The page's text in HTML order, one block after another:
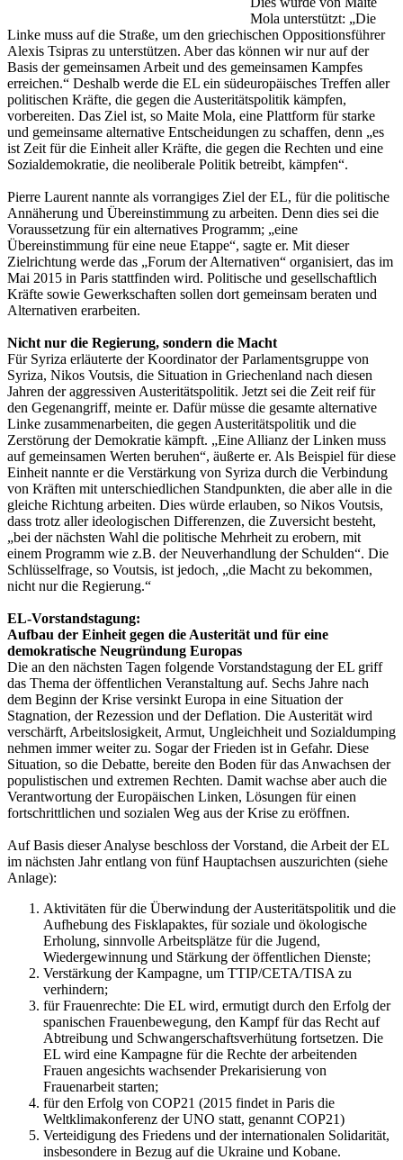
Mola unterstützt: „Die
Linke muss auf die Straße, um den griechischen Oppositionsführer
Alexis Tsipras zu unterstützen. Aber das können wir nur auf der
Basis der gemeinsamen Arbeit und des gemeinsamen Kampfes
erreichen.“ Deshalb werde die EL ein südeuropäisches Treffen aller
politischen Kräfte, die gegen die Austeritätspolitik kämpfen,
vorbereiten. Das Ziel ist, so Maite Mola, eine Plattform für starke
und gemeinsame alternative Entscheidungen zu schaffen, denn „es
ist Zeit für die Einheit aller Kräfte, die gegen die Rechten und eine
Sozialdemokratie, die neoliberale Politik betreibt, kämpfen“.
Pierre Laurent nannte als vorrangiges Ziel der EL, für die politische
Annäherung und Übereinstimmung zu arbeiten. Denn dies sei die
Voraussetzung für ein alternatives Programm; „eine
Übereinstimmung für eine neue Etappe“, sagte er. Mit dieser
Zielrichtung werde das „Forum der Alternativen“ organisiert, das im
Mai 2015 in Paris stattfinden wird. Politische und gesellschaftlich
Kräfte sowie Gewerkschaften sollen dort gemeinsam beraten und
Alternativen erarbeiten.
Nicht nur die Regierung, sondern die Macht
Für Syriza erläuterte der Koordinator der Parlamentsgruppe von
Syriza, Nikos Voutsis, die Situation in Griechenland nach diesen
Jahren der aggressiven Austeritätspolitik. Jetzt sei die Zeit reif für
den Gegenangriff, meinte er. Dafür müsse die gesamte alternative
Linke zusammenarbeiten, die gegen Austeritätspolitik und die
Zerstörung der Demokratie kämpft. „Eine Allianz der Linken muss
auf gemeinsamen Werten beruhen“, äußerte er. Als Beispiel für diese
Einheit nannte er die Verstärkung von Syriza durch die Verbindung
von Kräften mit unterschiedlichen Standpunkten, die aber alle in die
gleiche Richtung arbeiten. Dies würde erlauben, so Nikos Voutsis,
dass trotz aller ideologischen Differenzen, die Zuversicht besteht,
„bei der nächsten Wahl die politische Mehrheit zu erobern, mit
einem Programm wie z.B. der Neuverhandlung der Schulden“. Die
Schlüsselfrage, so Voutsis, ist jedoch, „die Macht zu bekommen,
nicht nur die Regierung.“
EL-Vorstandstagung:
Aufbau der Einheit gegen die Austerität und für eine
demokratische Neugründung Europas
Die an den nächsten Tagen folgende Vorstandstagung der EL griff
das Thema der öffentlichen Veranstaltung auf. Sechs Jahre nach
dem Beginn der Krise versinkt Europa in eine Situation der
Stagnation, der Rezession und der Deflation. Die Austerität wird
verschärft, Arbeitslosigkeit, Armut, Ungleichheit und Sozialdumping
nehmen immer weiter zu. Sogar der Frieden ist in Gefahr. Diese
Situation, so die Debatte, bereite den Boden für das Anwachsen der
populistischen und extremen Rechten. Damit wachse aber auch die
Verantwortung der Europäischen Linken, Lösungen für einen
fortschrittlichen und sozialen Weg aus der Krise zu eröffnen.
Auf Basis dieser Analyse beschloss der Vorstand, die Arbeit der EL
im nächsten Jahr entlang von fünf Hauptachsen auszurichten (siehe
Anlage):
Aktivitäten für die Überwindung der Austeritätspolitik und die
Aufhebung des Fisklapaktes, für soziale und ökologische
Erholung, sinnvolle Arbeitsplätze für die Jugend,
Wiedergewinnung und Stärkung der öffentlichen Dienste;
Verstärkung der Kampagne, um TTIP/CETA/TISA zu
verhindern;
für Frauenrechte: Die EL wird, ermutigt durch den Erfolg der
spanischen Frauenbewegung, den Kampf für das Recht auf
Abtreibung und Schwangerschaftsverhütung fortsetzen. Die
EL wird eine Kampagne für die Rechte der arbeitenden
Frauen angesichts wachsender Prekarisierung von
Frauenarbeit starten;
für den Erfolg von COP21 (2015 findet in Paris die
Weltklimakonferenz der UNO statt, genannt COP21)
Verteidigung des Friedens und der internationalen Solidarität,
insbesondere in Bezug auf die Ukraine und Kobane.